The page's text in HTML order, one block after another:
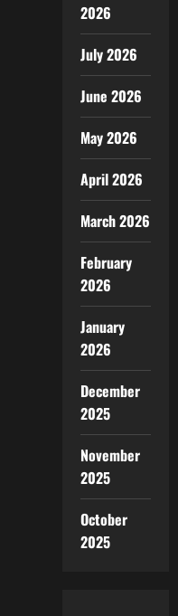
2026
July 2026
June 2026
May 2026
April 2026
March 2026
February
2026
January
2026
December
2025
November
2025
October
2025